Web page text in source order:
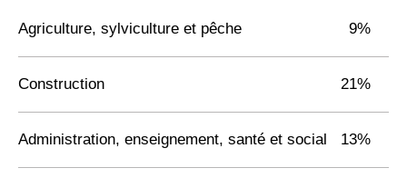
Agriculture, sylviculture et pêche 9%
Construction 21%
Administration, enseignement, santé et social 13%